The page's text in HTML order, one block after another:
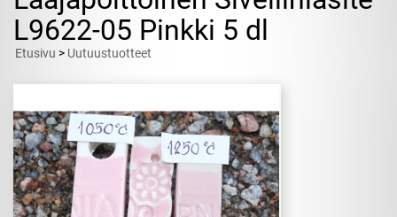
L9622-05 Pinkki 5 dl
Etusivu > Uutuustuotteet